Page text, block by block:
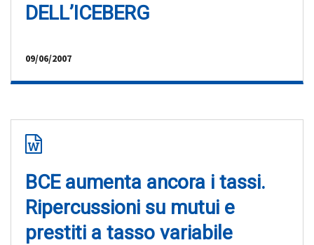
DELL’ICEBERG
09/06/2007
BCE aumenta ancora i tassi.
Ripercussioni su mutui e
prestiti a tasso variabile